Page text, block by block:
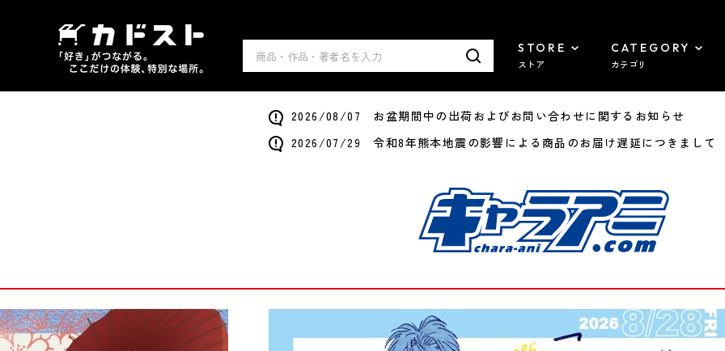
STORE
ストア
CATEGORY
カテゴリ
2026/08/07 お盆期間中の出荷およびお問い合わせに関するお知らせ
2026/07/29 令和8年熊本地震の影響による商品のお届け遅延につきまして